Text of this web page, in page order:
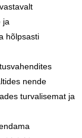
ja
hõlpsasti
nende
turvalisemat ja